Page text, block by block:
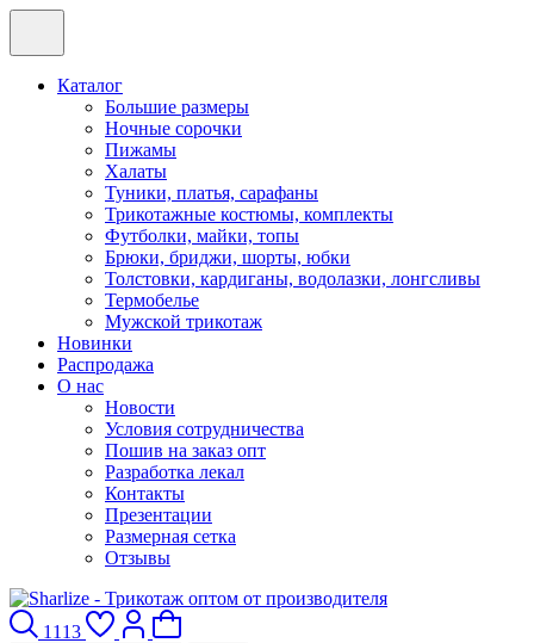
Каталог
Большие размеры
Ночные сорочки
Пижамы
Халаты
Туники, платья, сарафаны
Трикотажные костюмы, комплекты
Футболки, майки, топы
Брюки, бриджи, шорты, юбки
Толстовки, кардиганы, водолазки, лонгсливы
Термобелье
Мужской трикотаж
Новинки
Распродажа
О нас
Новости
Условия сотрудничества
Пошив на заказ опт
Разработка лекал
Контакты
Презентации
Размерная сетка
Отзывы
1113